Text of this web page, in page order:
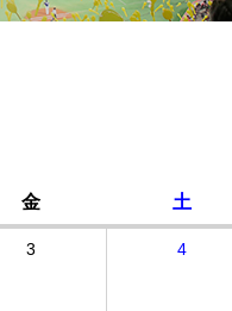
金
3
土
4